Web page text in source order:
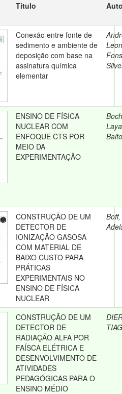
Título
Conexão entre fonte de
sedimento e ambiente de
deposição com base na
assinatura química
elementar
ENSINO DE FÍSICA
NUCLEAR COM
ENFOQUE CTS POR
MEIO DA
EXPERIMENTAÇÃO
CONSTRUÇÃO DE UM
DETECTOR DE
IONIZAÇÃO GASOSA
COM MATERIAL DE
BAIXO CUSTO PARA
PRÁTICAS
EXPERIMENTAIS NO
ENSINO DE FÍSICA
NUCLEAR
CONSTRUÇÃO DE UM
DETECTOR DE
RADIAÇÃO ALFA POR
FAÍSCA ELÉTRICA E
DESENVOLVIMENTO DE
ATIVIDADES
PEDAGÓGICAS PARA O
ENSINO MÉDIO